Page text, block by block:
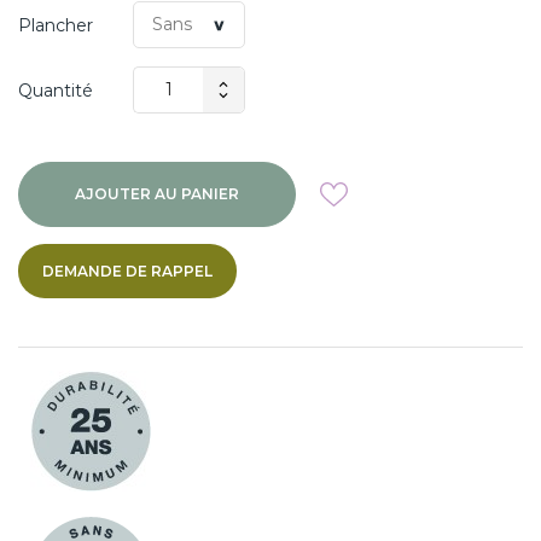
Plancher
Quantité
AJOUTER AU PANIER
DEMANDE DE RAPPEL